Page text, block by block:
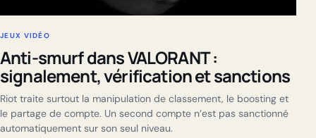
JEUX VIDÉO
Anti-smurf dans VALORANT :
signalement, vérification et sanctions
Riot traite surtout la manipulation de classement, le boosting et
le partage de compte. Un second compte n’est pas sanctionné
automatiquement sur son seul niveau.